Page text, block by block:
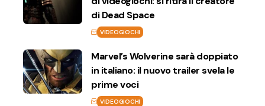
di Dead Space
VIDEOGIOCHI
Marvel’s Wolverine sarà doppiato
in italiano: il nuovo trailer svela le
prime voci
VIDEOGIOCHI